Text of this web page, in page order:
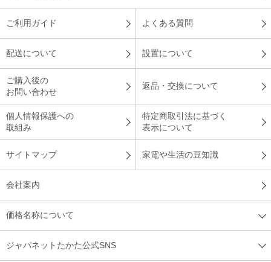
コ－スを選ぶだけで、操作が簡単。ト－ストも絶妙な焼き上が
りで、とても美味！カレ－パンモ－ドも外はカリッとして中は
くと、こちらも美味しかったです。
デザインに惹かれました
デザインのおしゃれさとコンパクトな形に惹かれました。焼き
加減もちょうどよく、とても美味しく焼けます。
ご利用ガイド よくある質問
配送について 設置について
ご購入後の
お問い合わせ
返品・交換について
個人情報保護への
取組み
特定商取引法に基づく
表示について
サイトマップ 家電や生活の豆知識
会社案内
価格名称について
ジャパネットたかた公式SNS